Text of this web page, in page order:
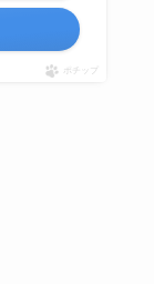
ポチップ